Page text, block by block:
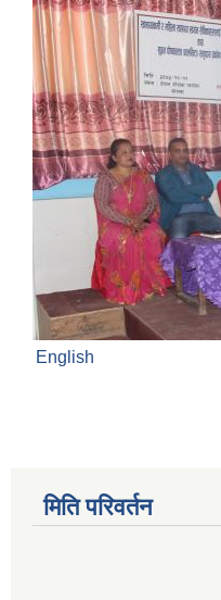
English
मिति परिवर्तन